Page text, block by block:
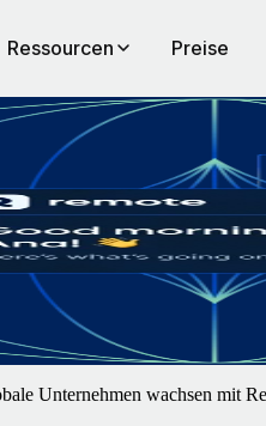
Ressourcen Preise
mühelos mit Remote. Du
Unternehmen wachsen mit